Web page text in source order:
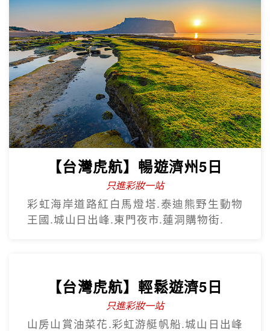
【台灣虎航】閒情釜慶精彩5日
不進保肝
虎航.慶州歷史文化巡禮.松島龍宮雲橋.膠囊
列車.海上纜車.The Bay101.
【台灣虎航】暢遊濟州5日